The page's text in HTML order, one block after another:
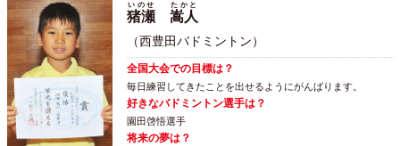
猪瀬
いのせ
嵩人
たかと
（西豊田バドミントン）
全国大会での目標は？
毎日練習してきたことを出せるようにがんばります。
好きなバドミントン選手は？
園田啓悟選手
将来の夢は？